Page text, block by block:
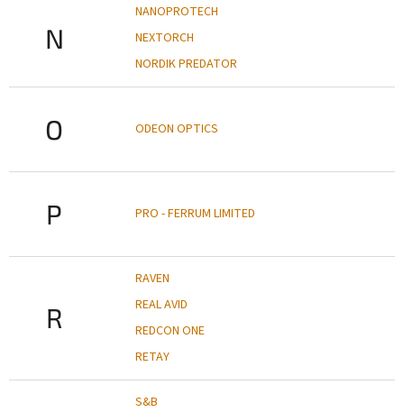
N
NANOPROTECH
NEXTORCH
NORDIK PREDATOR
O ODEON OPTICS
P PRO - FERRUM LIMITED
R
RAVEN
REAL AVID
REDCON ONE
RETAY
S&B